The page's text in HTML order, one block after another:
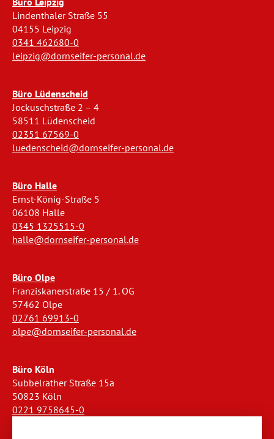
Lindenthaler Straße 55
04155 Leipzig
0341 462680-0
leipzig@dornseifer-personal.de
Büro Lüdenscheid
Jockuschstraße 2 – 4
58511 Lüdenscheid
02351 67569-0
luedenscheid@dornseifer-personal.de
Büro Halle
Ernst-König-Straße 5
06108 Halle
0345 1325515-0
halle@dornseifer-personal.de
Büro Olpe
Franziskanerstraße 15 / 1. OG
57462 Olpe
02761 69913-0
olpe@dornseifer-personal.de
Büro Köln
Subbelrather Straße 15a
50823 Köln
0221 9758645-0